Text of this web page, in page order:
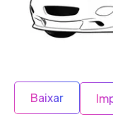
Baixar